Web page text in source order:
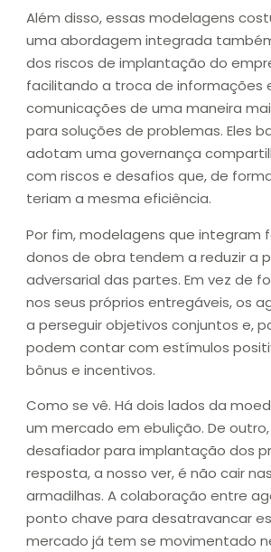
Além disso, essas modelagens
uma abordagem integrada
dos riscos de implantação do
facilitando a troca de informações
comunicações de uma maneira
para soluções de problemas. Eles
adotam uma governança
com riscos e desafios que, de
teriam a mesma eficiência.
Por fim, modelagens que integram
donos de obra tendem a reduzir a
adversarial das partes. Em vez de
nos seus próprios entregáveis, os
a perseguir objetivos conjuntos e,
podem contar com estímulos
bônus e incentivos.
Como se vê. Há dois lados da
um mercado em ebulição. De
desafiador para implantação dos
resposta, a nosso ver, é não cair
armadilhas. A colaboração entre
ponto chave para desatravancar
mercado já tem se movimentado